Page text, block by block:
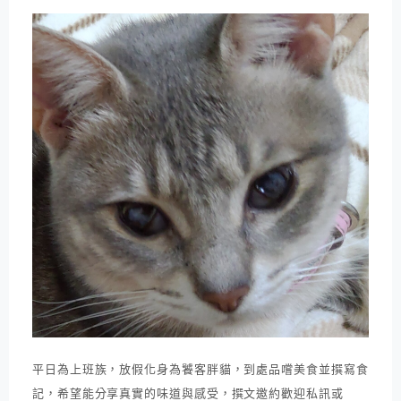
平日為上班族，放假化身為饕客胖貓，到處品嚐美食並撰寫食
記，希望能分享真實的味道與感受，撰文邀約歡迎私訊或